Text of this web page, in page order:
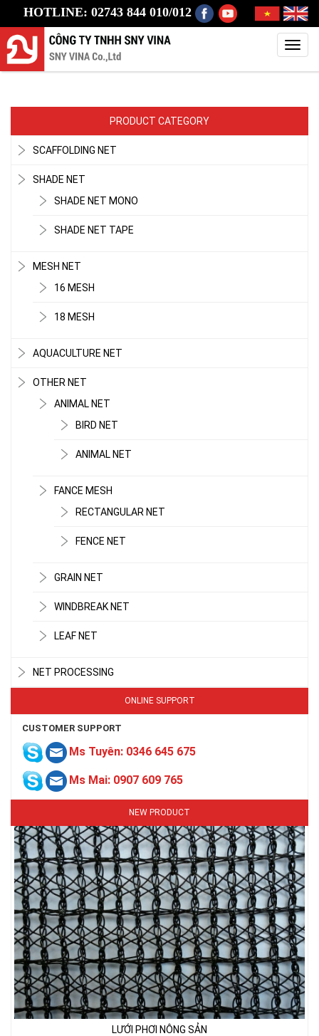
HOTLINE: 02743 844 010/012
PRODUCT CATEGORY
SCAFFOLDING NET
SHADE NET
SHADE NET MONO
SHADE NET TAPE
MESH NET
16 MESH
18 MESH
AQUACULTURE NET
OTHER NET
ANIMAL NET
BIRD NET
ANIMAL NET
FANCE MESH
RECTANGULAR NET
FENCE NET
GRAIN NET
WINDBREAK NET
LEAF NET
NET PROCESSING
ONLINE SUPPORT
CUSTOMER SUPPORT
Ms Tuyên: 0346 645 675
Ms Mai: 0907 609 765
NEW PRODUCT
LƯỚI CHE NẮNG
LƯỚI PHƠI NÔNG SẢN